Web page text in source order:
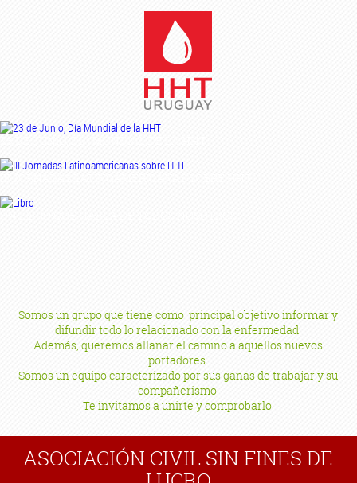
Somos un grupo que tiene como principal objetivo informar y
difundir todo lo relacionado con la enfermedad.
Además, queremos allanar el camino a aquellos nuevos
portadores.
Somos un equipo caracterizado por sus ganas de trabajar y su
compañerismo.
Te invitamos a unirte y comprobarlo.
ASOCIACIÓN CIVIL SIN FINES DE